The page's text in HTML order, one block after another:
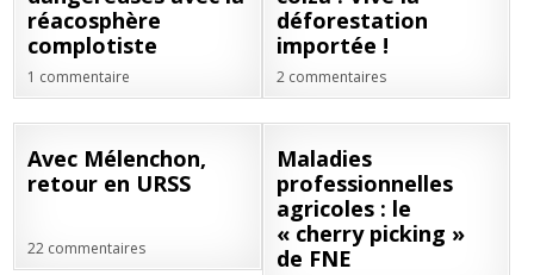
réacosphère
complotiste
1 commentaire
déforestation
importée !
2 commentaires
Avec Mélenchon,
retour en URSS
22 commentaires
2022
Maladies
professionnelles
agricoles : le
« cherry picking »
de FNE